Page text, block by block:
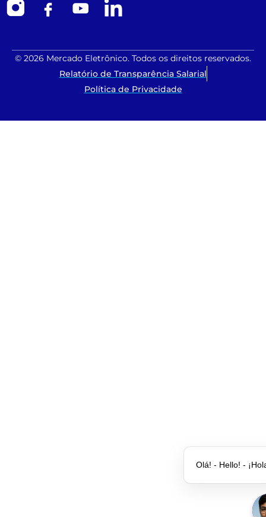
© 2026 Mercado Eletrônico. Todos os direitos reservados.
Relatório de Transparência Salarial
Política de Privacidade
Olá! - Hello! -